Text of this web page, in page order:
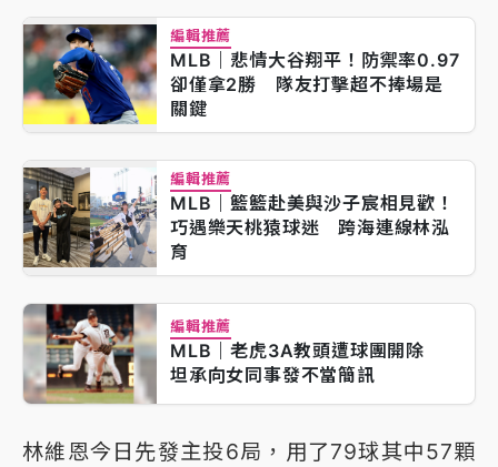
編輯推薦
MLB｜悲情大谷翔平！防禦率0.97
卻僅拿2勝 隊友打擊超不捧場是
關鍵
編輯推薦
MLB｜籃籃赴美與沙子宸相見歡！
巧遇樂天桃猿球迷 跨海連線林泓
育
編輯推薦
MLB｜老虎3A教頭遭球團開除
坦承向女同事發不當簡訊
林維恩今日先發主投6局，用了79球其中57顆